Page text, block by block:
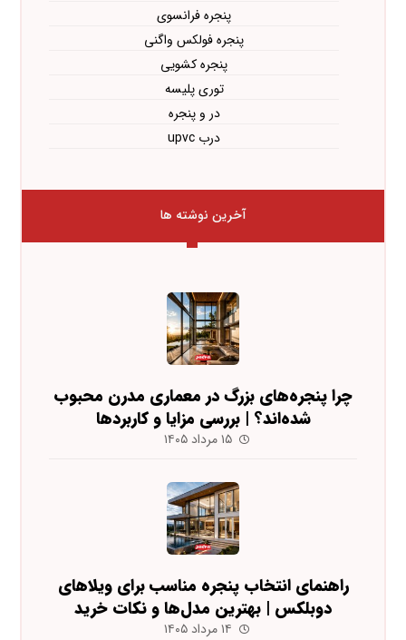
پنجره فرانسوی
پنجره فولکس واگنی
پنجره کشویی
توری پلیسه
در و پنجره
درب upvc
آخرین نوشته ها
چرا پنجره‌های بزرگ در معماری مدرن محبوب
شده‌اند؟ | بررسی مزایا و کاربردها
۱۵ مرداد ۱۴۰۵
راهنمای انتخاب پنجره مناسب برای ویلاهای
دوبلکس | بهترین مدل‌ها و نکات خرید
۱۴ مرداد ۱۴۰۵